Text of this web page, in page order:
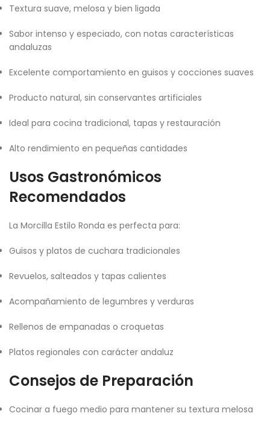
Textura suave, melosa y bien ligada
Sabor intenso y especiado, con notas características
andaluzas
Excelente comportamiento en guisos y cocciones suaves
Producto natural, sin conservantes artificiales
Ideal para cocina tradicional, tapas y restauración
Alto rendimiento en pequeñas cantidades
Usos Gastronómicos
Recomendados
La Morcilla Estilo Ronda es perfecta para:
Guisos y platos de cuchara tradicionales
Revuelos, salteados y tapas calientes
Acompañamiento de legumbres y verduras
Rellenos de empanadas o croquetas
Platos regionales con carácter andaluz
Consejos de Preparación
Cocinar a fuego medio para mantener su textura melosa